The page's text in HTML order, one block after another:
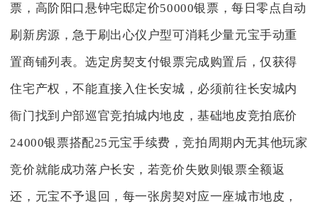
票，高阶阳口悬钟宅邸定价50000银票，每日零点自动
刷新房源，急于刷出心仪户型可消耗少量元宝手动重
置商铺列表。选定房契支付银票完成购置后，仅获得
住宅产权，不能直接入住长安城，必须前往长安城内
衙门找到户部巡官竞拍城内地皮，基础地皮竞拍底价
24000银票搭配25元宝手续费，竞拍周期内无其他玩家
竞价就能成功落户长安，若竞价失败则银票全额返
还，元宝不予退回，每一张房契对应一座城市地皮，